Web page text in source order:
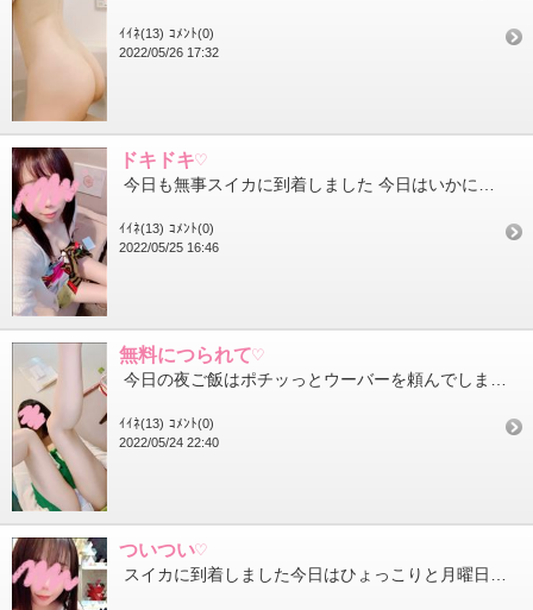
ｲｲﾈ(13) ｺﾒﾝﾄ(0)
2022/05/26 17:32
ドキドキ♡
ｲｲﾈ(13) ｺﾒﾝﾄ(0)
2022/05/25 16:46
無料につられて♡
ｲｲﾈ(13) ｺﾒﾝﾄ(0)
2022/05/24 22:40
ついつい♡